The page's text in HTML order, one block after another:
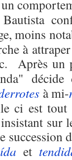
moins
à
Après un
à mi-
ci est tout
sur
succession
et